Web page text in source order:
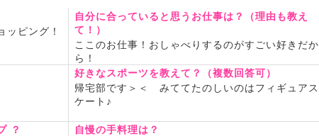
あとジレンマ！有名かな？メルトも好
き！
あと！！タイムマシーン！
みんなと仲良く色んな話したいな！
来る者拒まずスタンスだから仲良くして
よね(´・ω・｀)
⊹ ┈┈⊹ ࣪˖ ┈┈˖ ࣪⊹
ッピング！
自分に合っていると思うお仕事は？（理由も教え
て！）
ここのお仕事！おしゃべりするのがすごい好きだか
ら！
好きなスポーツを教えて？（複数回答可）
帰宅部です＞＜ みててたのしいのはフィギュアス
ケート♪
？
自慢の手料理は？